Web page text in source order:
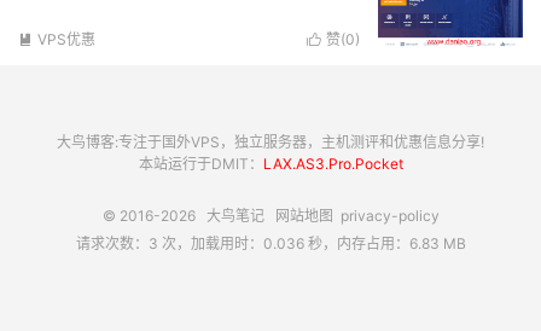
 赞(0)
 VPS优惠
大鸟博客:专注于国外VPS，独立服务器，主机测评和优惠信息分享!
本站运行于DMIT： LAX.AS3.Pro.Pocket
© 2016-2026 大鸟笔记 网站地图 privacy-policy
请求次数：3 次，加载用时：0.036 秒，内存占用：6.83 MB